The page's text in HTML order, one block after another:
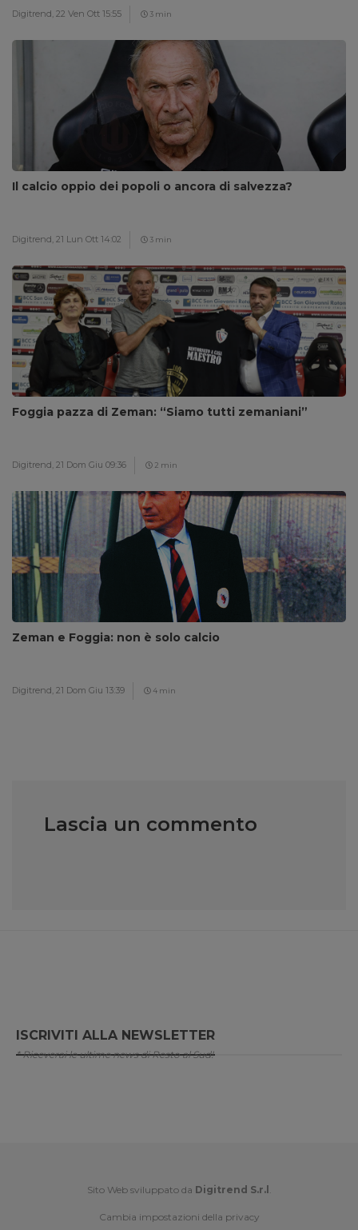
Digitrend, 22 Ven Ott 15:55 3 min
Il calcio oppio dei popoli o ancora di salvezza?
Digitrend, 21 Lun Ott 14:02 3 min
Foggia pazza di Zeman: “Siamo tutti zemaniani”
Digitrend, 21 Dom Giu 09:36 2 min
Zeman e Foggia: non è solo calcio
Digitrend, 21 Dom Giu 13:39 4 min
Lascia un commento
ISCRIVITI ALLA NEWSLETTER
* Riceverai le ultime news di Resto al Sud!
Sito Web sviluppato da Digitrend S.r.l .
Cambia impostazioni della privacy